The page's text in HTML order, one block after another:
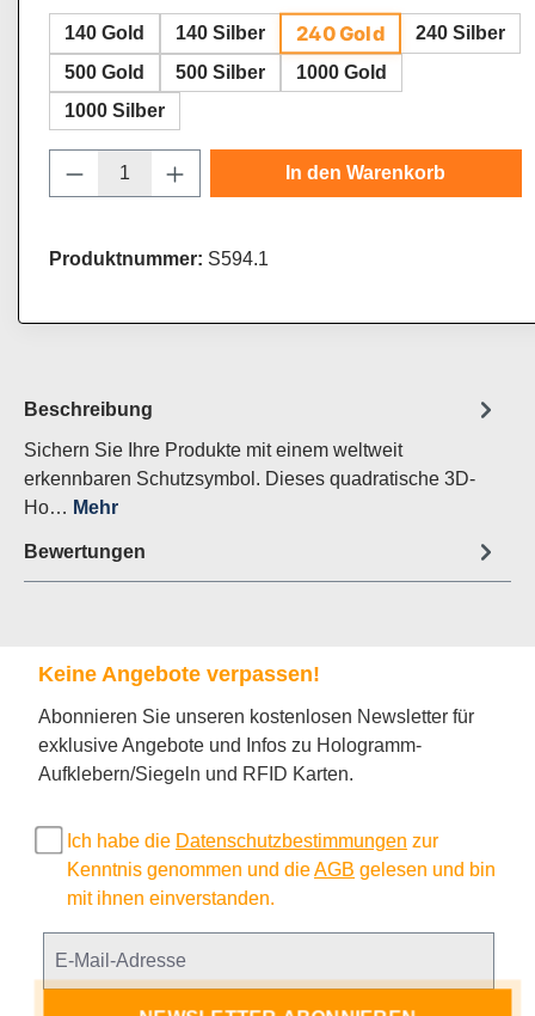
140 Gold 140 Silber 240 Gold
240 Silber
500 Gold
500 Silber
1000 Gold
1000 Silber
Produkt Anzahl: Gib den gewünschten
In den Warenkorb
Produktnummer: S594.1
Beschreibung
Sichern Sie Ihre Produkte mit einem weltweit
erkennbaren Schutzsymbol. Dieses quadratische 3D-
Ho… Mehr
Bewertungen
Keine Angebote verpassen!
Abonnieren Sie unseren kostenlosen Newsletter für
exklusive Angebote und Infos zu Hologramm-
Aufklebern/Siegeln und RFID Karten.
Ich habe die Datenschutzbestimmungen zur
Kenntnis genommen und dieAGB gelesen und bin
mit ihnen einverstanden.